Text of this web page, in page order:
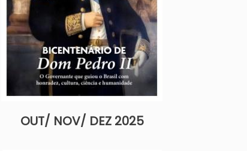
OUT/ NOV/ DEZ 2025